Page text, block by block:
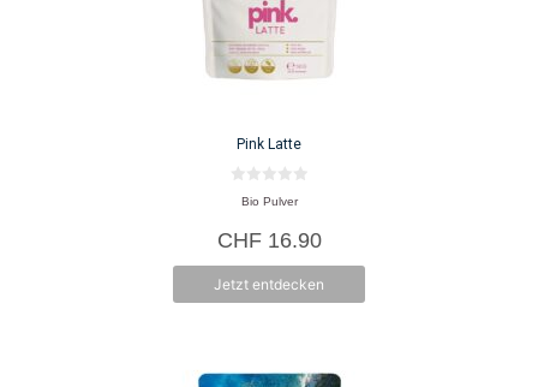
Pink Latte
n
5
Bio Pulver
CHF16.90
Jetzt entdecken